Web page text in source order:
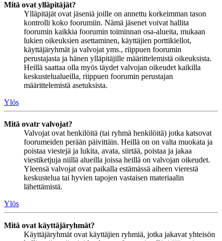
Mitä ovat ylläpitäjät?
Ylläpitäjät ovat jäseniä joille on annettu korkeimman tason
kontrolli koko foorumiin. Nämä jäsenet voivat hallita
foorumin kaikkia foorumin toiminnan osa-alueita, mukaan
lukien oikeuksien asettaminen, käyttäjien porttikiellot,
käyttäjäryhmät ja valvojat yms., riippuen foorumin
perustajasta ja hänen ylläpitäjille määrittelemistä oikeuksista.
Heillä saattaa olla myös täydet valvojan oikeudet kaikilla
keskustelualueilla, riippuen foorumin perustajan
määrittelemistä asetuksista.
Ylös
Mitä ovatr valvojat?
Valvojat ovat henkilöitä (tai ryhmä henkilöitä) jotka katsovat
foorumeiden perään päivittäin. Heillä on on valta muokata ja
poistaa viestejä ja lukita, avata, siirtää, poistaa ja jakaa
viestiketjuja niillä alueilla joissa heillä on valvojan oikeudet.
Yleensä valvojat ovat paikalla estämässä aiheen vierestä
keskustelua tai hyvien tapojen vastaisen materiaalin
lähettämistä.
Ylös
Mitä ovat käyttäjäryhmät?
Käyttäjäryhmät ovat käyttäjien ryhmiä, jotka jakavat yhteisön